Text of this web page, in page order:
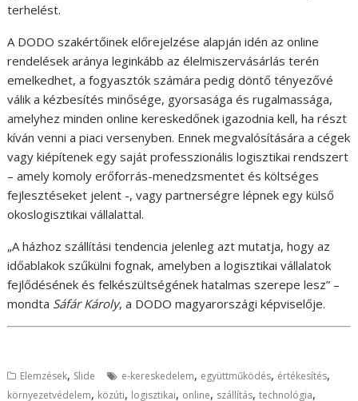
terhelést.
A DODO szakértőinek előrejelzése alapján idén az online
rendelések aránya leginkább az élelmiszervásárlás terén
emelkedhet, a fogyasztók számára pedig döntő tényezővé
válik a kézbesítés minősége, gyorsasága és rugalmassága,
amelyhez minden online kereskedőnek igazodnia kell, ha részt
kíván venni a piaci versenyben. Ennek megvalósítására a cégek
vagy kiépítenek egy saját professzionális logisztikai rendszert
– amely komoly erőforrás-menedzsmentet és költséges
fejlesztéseket jelent -, vagy partnerségre lépnek egy külső
okoslogisztikai vállalattal.
„A házhoz szállítási tendencia jelenleg azt mutatja, hogy az
időablakok szűkülni fognak, amelyben a logisztikai vállalatok
fejlődésének és felkészültségének hatalmas szerepe lesz” –
mondta Sáfár Károly, a DODO magyarországi képviselője.
Elemzések, Slide e-kereskedelem, együttműködés, értékesítés,
környezetvédelem, közúti, logisztikai, online, szállítás,technológia,